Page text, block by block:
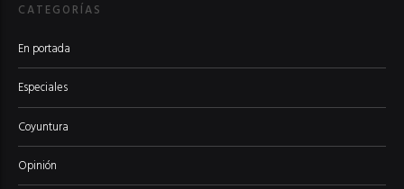
CATEGORÍAS
En portada
Especiales
Coyuntura
Opinión